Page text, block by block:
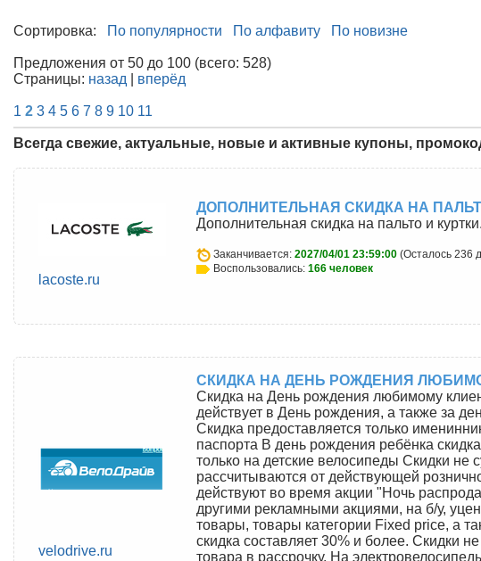
Сортировка: По популярности По алфавиту По новизне
Предложения от 50 до 100 (всего: 528)
Страницы: назад вперёд
1 2 3 4 5 6 7 8 9 10 11
Всегда свежие, актуальные, новые и активные купоны,
lacoste.ru
ДОПОЛНИТЕЛЬНАЯ СКИДКА НА
Дополнительная скидка на пальто и куртки.
Заканчивается: 2027/04/01 23:59:00 (Осталось 236
Воспользовались: 166 человек
velodrive.ru
СКИДКА НА ДЕНЬ РОЖДЕНИЯ
Скидка на День рождения любимому
действует в День рождения, а также за
Cкидка предоставляется только
паспорта В день рождения ребёнка
только на детские велосипеды Скидки не
рассчитываются от действующей
действуют во время акции "Ночь
другими рекламными акциями, на б/у,
товары, товары категории Fixed price, а
скидка составляет 30% и более. Скидки
товара в рассрочку. На